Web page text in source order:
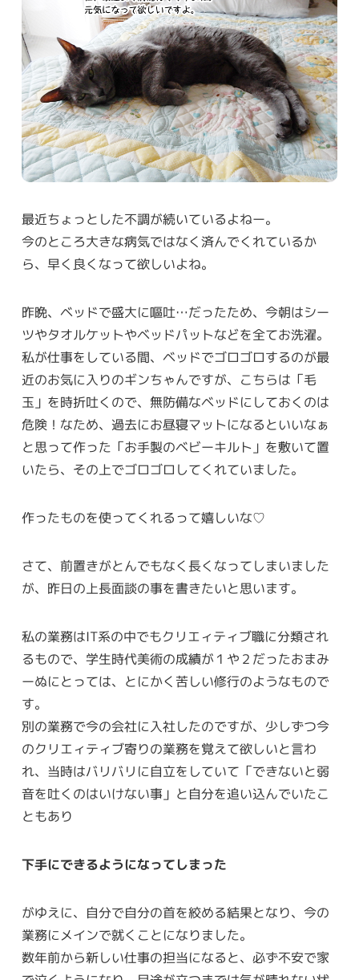
最近ちょっとした不調が続いているよねー。
今のところ大きな病気ではなく済んでくれているか
ら、早く良くなって欲しいよね。
昨晩、ベッドで盛大に嘔吐…だったため、今朝はシー
ツやタオルケットやベッドパットなどを全てお洗濯。
私が仕事をしている間、ベッドでゴロゴロするのが最
近のお気に入りのギンちゃんですが、こちらは「毛
玉」を時折吐くので、無防備なベッドにしておくのは
危険！なため、過去にお昼寝マットになるといいなぁ
と思って作った「お手製のベビーキルト」を敷いて置
いたら、その上でゴロゴロしてくれていました。
作ったものを使ってくれるって嬉しいな♡
さて、前置きがとんでもなく長くなってしまいました
が、昨日の上長面談の事を書きたいと思います。
私の業務はIT系の中でもクリエィティブ職に分類され
るもので、学生時代美術の成績が１や２だったおまみ
ーぬにとっては、とにかく苦しい修行のようなもので
す。
別の業務で今の会社に入社したのですが、少しずつ今
のクリエィティブ寄りの業務を覚えて欲しいと言わ
れ、当時はバリバリに自立をしていて「できないと弱
音を吐くのはいけない事」と自分を追い込んでいたこ
ともあり
下手にできるようになってしまった
がゆえに、自分で自分の首を絞める結果となり、今の
業務にメインで就くことになりました。
数年前から新しい仕事の担当になると、必ず不安で家